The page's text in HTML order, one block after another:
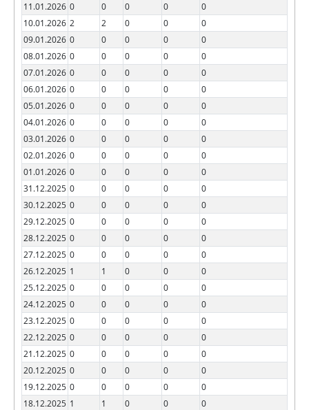
11.01.2026 0 0 0 0
0
10.01.2026 2 2 0 0
0
09.01.2026 0 0 0 0
0
08.01.2026 0 0 0 0
0
07.01.2026 0 0 0 0
0
06.01.2026 0 0 0 0
0
05.01.2026 0 0 0 0
0
04.01.2026 0 0 0 0
0
03.01.2026 0 0 0 0
0
02.01.2026 0 0 0 0
0
01.01.2026 0 0 0 0
0
31.12.2025 0 0 0 0
0
30.12.2025 0 0 0 0
0
29.12.2025 0 0 0 0
0
28.12.2025 0 0 0 0
0
27.12.2025 0 0 0 0
0
26.12.2025 1 1 0 0
0
25.12.2025 0 0 0 0
0
24.12.2025 0 0 0 0
0
23.12.2025 0 0 0 0
0
22.12.2025 0 0 0 0
0
21.12.2025 0 0 0 0
0
20.12.2025 0 0 0 0
0
19.12.2025 0 0 0 0
0
18.12.2025 1 1 0 0
0